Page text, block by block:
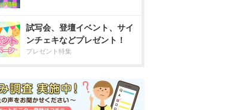
試写会、登壇イベント、サイ
ンチェキなどプレゼント！
プレゼント特集